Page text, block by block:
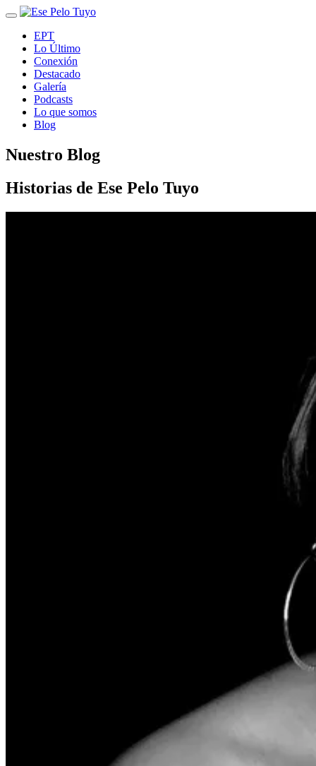
Toggle
navigation
EPT
Lo Último
Conexión
Destacado
Galería
Podcasts
Lo que somos
Blog
Nuestro Blog
Historias de Ese Pelo Tuyo